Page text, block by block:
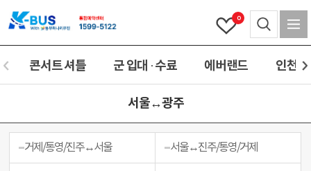
0
콘서트 셔틀 군 입대 · 수료 에버랜드 인천(
서울↔광주
거제/통영/진주↔서울 서울↔진주/통영/거제